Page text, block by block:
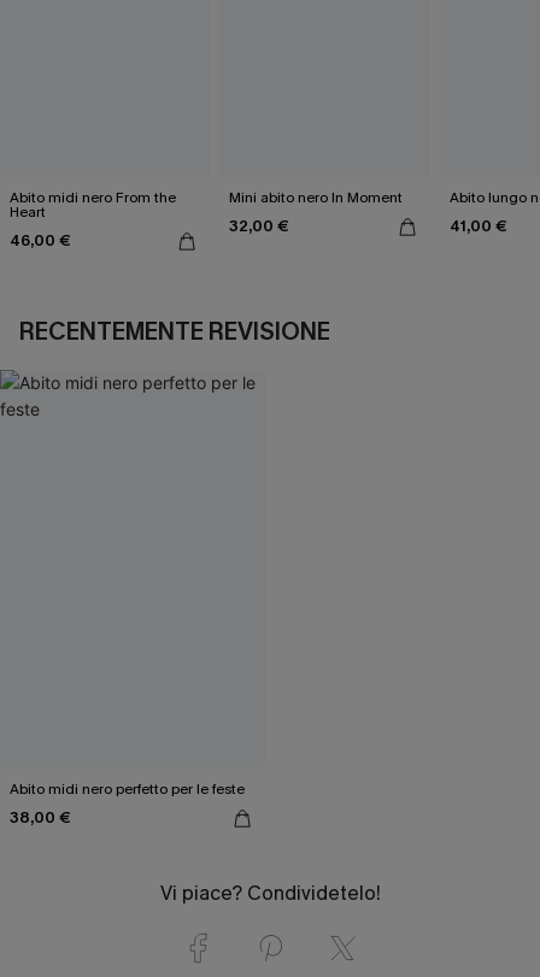
Abito midi nero From the
Heart
46,00 €
Mini abito nero In Moment
32,00 €
Abito lungo
41,00 €
RECENTEMENTE REVISIONE
Abito midi nero perfetto per le feste
38,00 €
Vi piace? Condividetelo!